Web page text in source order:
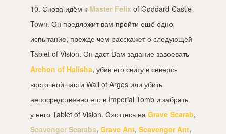
10. Снова идём к Master Felix of Goddard Castle
Town. Он предложит вам пройти ещё одно
испытание, прежде чем расскажет о следующей
Tablet of Vision. Он даст Вам задание завоевать
Archon of Halisha, убив его свиту в северо-
восточной части Wall of Argos или убить
непосредственно его в Imperial Tomb и забрать
у него Tablet of Vision. Охоттесь на Grave Scarab,
Scavenger Scarabs, Grave Ant, Scavenger Ant,